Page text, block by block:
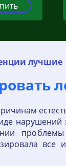
лучшие
проблемы